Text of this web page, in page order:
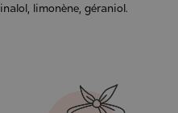
limonène, géraniol.